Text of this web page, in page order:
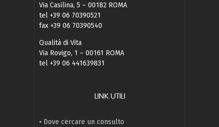
Via Casilina, 5 – 00182 ROMA
tel +39 06 70390521
fax +39 06 70390540
Qualità di Vita
Via Rovigo, 1 – 00161 ROMA
tel +39 06 441639831
LINK UTILI
• Dove cercare un consulto